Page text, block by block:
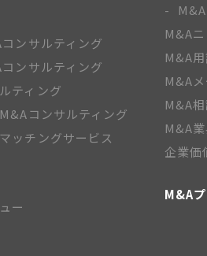
ンサルティング
ンサルティング
ティング
コンサルティング
ッチングサービス
ー
M&A
M&A
M&A
M&A
M&A
企業価
M&A